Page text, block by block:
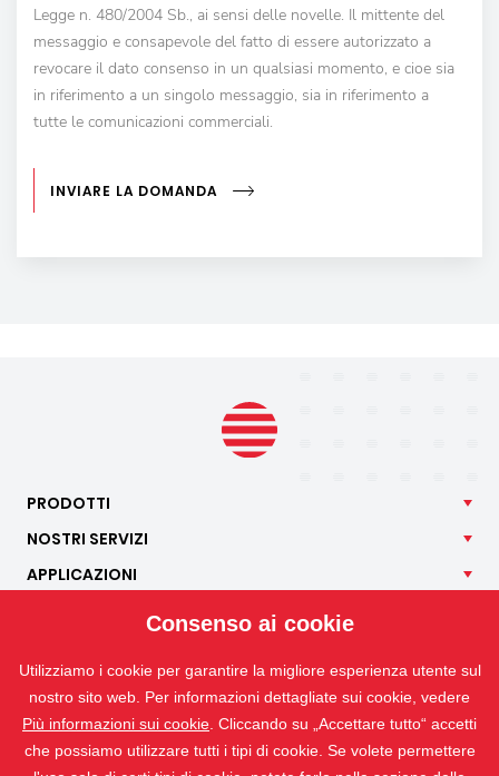
Legge n. 480/2004 Sb., ai sensi delle novelle. Il mittente del
messaggio e consapevole del fatto di essere autorizzato a
revocare il dato consenso in un qualsiasi momento, e cioe sia
in riferimento a un singolo messaggio, sia in riferimento a
tutte le comunicazioni commerciali.
INVIARE LA DOMANDA
PRODOTTI
NOSTRI SERVIZI
APPLICAZIONI
Consenso ai cookie
Utilizziamo i cookie per garantire la migliore esperienza utente sul
nostro sito web. Per informazioni dettagliate sui cookie, vedere
Più informazioni sui cookie . Cliccando su „Accettare tutto“ accetti
che possiamo utilizzare tutti i tipi di cookie. Se volete permettere